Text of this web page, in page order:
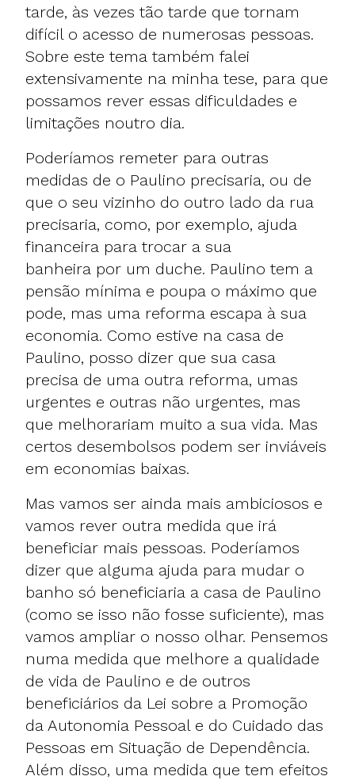
tarde, às vezes tão tarde que tornam
difícil o acesso de numerosas pessoas.
Sobre este tema também falei
extensivamente na minha tese, para que
possamos rever essas dificuldades e
limitações noutro dia.
Poderíamos remeter para outras
medidas de o Paulino precisaria, ou de
que o seu vizinho do outro lado da rua
precisaria, como, por exemplo, ajuda
financeira para trocar a sua
banheira por um duche. Paulino tem a
pensão mínima e poupa o máximo que
pode, mas uma reforma escapa à sua
economia. Como estive na casa de
Paulino, posso dizer que sua casa
precisa de uma outra reforma, umas
urgentes e outras não urgentes, mas
que melhorariam muito a sua vida. Mas
certos desembolsos podem ser inviáveis
em economias baixas.
Mas vamos ser ainda mais ambiciosos e
vamos rever outra medida que irá
beneficiar mais pessoas. Poderíamos
dizer que alguma ajuda para mudar o
banho só beneficiaria a casa de Paulino
(como se isso não fosse suficiente), mas
vamos ampliar o nosso olhar. Pensemos
numa medida que melhore a qualidade
de vida de Paulino e de outros
beneficiários da Lei sobre a Promoção
da Autonomia Pessoal e do Cuidado das
Pessoas em Situação de Dependência.
Além disso, uma medida que tem efeitos